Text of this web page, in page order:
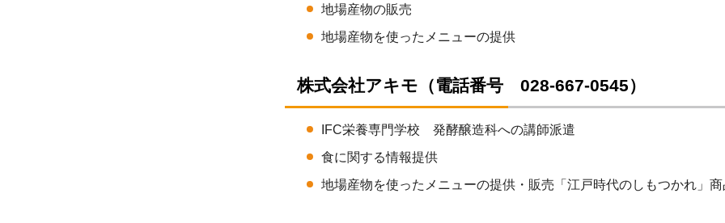
地場産物の販売
地場産物を使ったメニューの提供
株式会社アキモ（電話番号 028-667-0545）
IFC栄養専門学校 発酵醸造科への講師派遣
食に関する情報提供
地場産物を使ったメニューの提供・販売「江戸時代のしもつかれ」